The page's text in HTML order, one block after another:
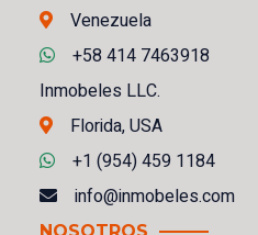
Venezuela
+58 414 7463918
Inmobeles LLC.
Florida, USA
+1 (954) 459 1184
info@inmobeles.com